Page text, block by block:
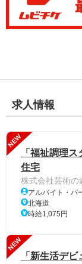
求人情報
NEW
「福祉調理
住宅
株式会社芸術の
アルバイト・パ
北海道
時給1,075円
NEW
「新生活デ